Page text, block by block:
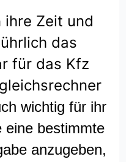
ihre Zeit und
das
für das Kfz
wichtig für ihr
eine bestimmte
anzugeben,